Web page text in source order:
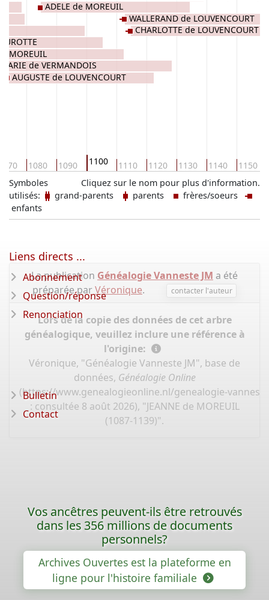
1080 1090 1100 1110 1120 1130 1140 1150
MOREUIL
MARIE de VERMANDOIS
AUGUSTE de LOUVENCOURT
ADELE de MOREUIL
WALLERAND de LOUVENCOURT
CHARLOTTE de LOUVENCOURT
Cliquez sur le nom pour plus d'information.
Symboles
utilisés:
grand-parents parents
frères/soeurs
enfants
La publication Généalogie Vanneste JM a été
préparée parVéronique. contacter l'auteur
Lors de la copie des données de cet arbre
généalogique, veuillez inclure une référence à
l'origine:
Véronique, "Généalogie Vanneste JM", base de
données, Généalogie Online
(https://www.genealogieonline.nl/genealogie-
: consultée 8 août 2026), "JEANNE de MOREUIL
(1087-1139)".
Liens directs ...
Abonnement
Question/réponse
Renonciation
Bulletin
Contact
Vos ancêtres peuvent-ils être retrouvés
dans les 356 millions de documents
personnels?
Archives Ouvertes est la plateforme en
ligne pour l'histoire familiale